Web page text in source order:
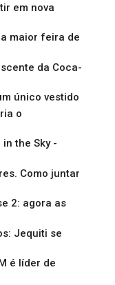
em nova
maior feira de
da Coca-
único vestido
o
the Sky -
Como juntar
2: agora as
Jequiti se
é líder de